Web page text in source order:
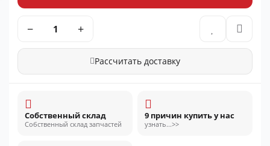
− +
Рассчитать доставку
Собственный склад
Собственный склад запчастей
9 причин купить у нас
узнать...>>